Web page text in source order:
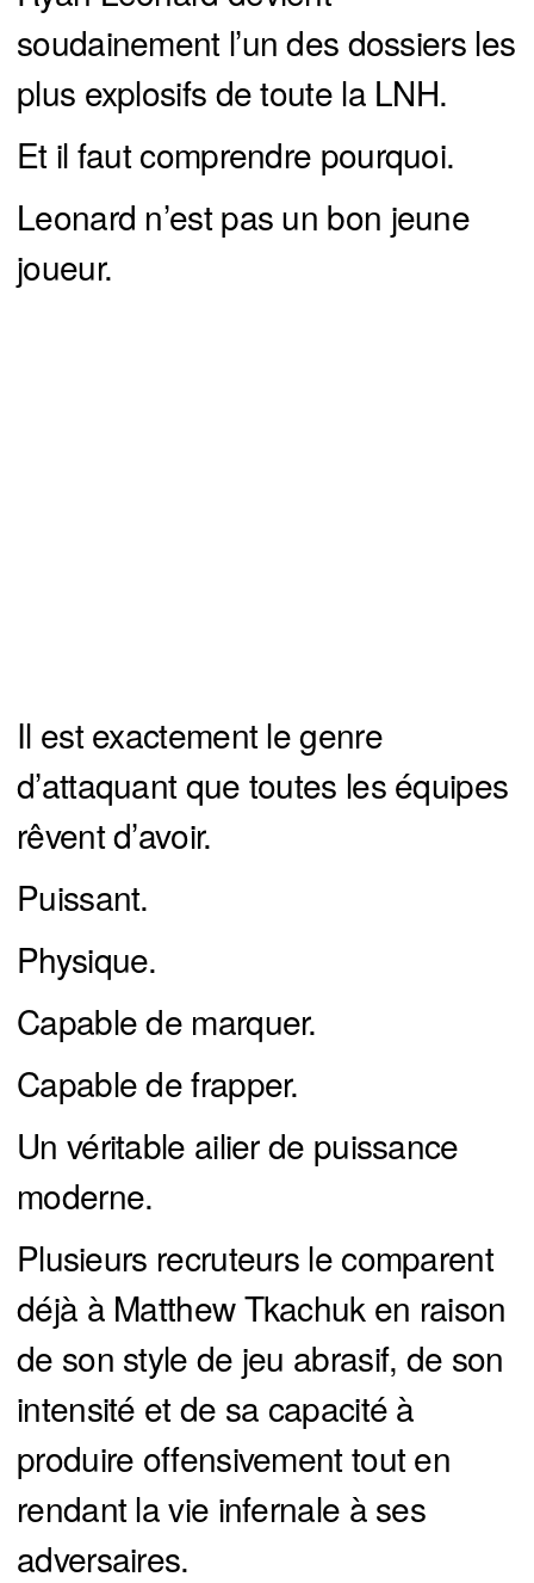
soudainement l’un des dossiers les
plus explosifs de toute la LNH.
Et il faut comprendre pourquoi.
Leonard n’est pas un bon jeune
joueur.
Il est exactement le genre
d’attaquant que toutes les équipes
rêvent d’avoir.
Puissant.
Physique.
Capable de marquer.
Capable de frapper.
Un véritable ailier de puissance
moderne.
Plusieurs recruteurs le comparent
déjà à Matthew Tkachuk en raison
de son style de jeu abrasif, de son
intensité et de sa capacité à
produire offensivement tout en
rendant la vie infernale à ses
adversaires.